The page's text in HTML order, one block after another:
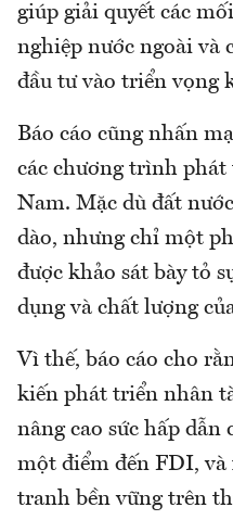
giúp giải quyết các
nghiệp nước ngoài và
đầu tư vào triển vọng
Báo cáo cũng nhấn
các chương trình
Nam. Mặc dù đất
dào, nhưng chỉ một
được khảo sát bày tỏ
dụng và chất lượng
Vì thế, báo cáo cho
kiến phát triển nhân
nâng cao sức hấp
một điểm đến FDI, và
tranh bền vững trên